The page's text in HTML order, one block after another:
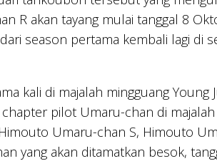
R akan tayang mulai tanggal 8
season pertama kembali lagi di
kali di majalah mingguang Young
pilot Umaru-chan di
Umaru-chan S, Himouto
yang akan ditamatkan besok,